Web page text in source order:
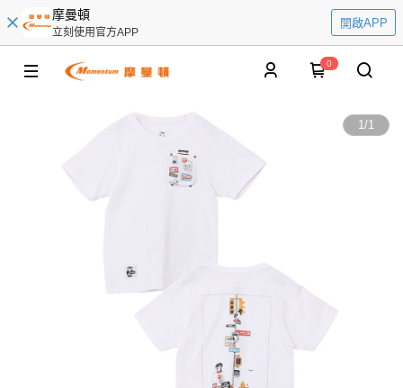
摩曼頓
立刻使用官方APP
開啟APP
0
1/1